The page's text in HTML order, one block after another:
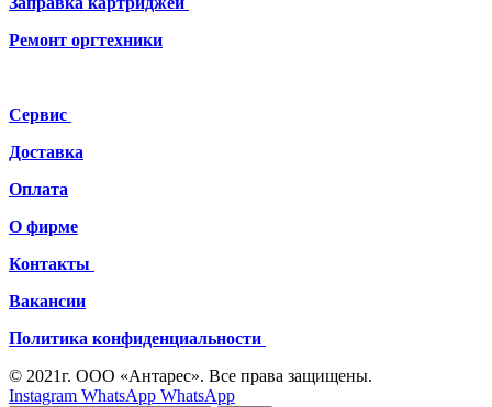
Ремонт оргтехники
Сервис
Доставка
Оплата
О фирме
Контакты
Вакансии
Политика конфиденциальности
© 2021г. ООО «Антарес». Все права защищены.
Instagram WhatsApp WhatsApp